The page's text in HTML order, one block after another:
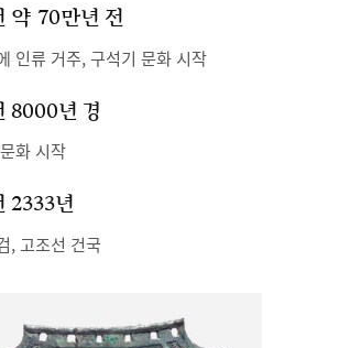
약 70만년 전
인류 거주, 구석기 문화 시작
8000년 경
화 시작
2333년
, 고조선 건국